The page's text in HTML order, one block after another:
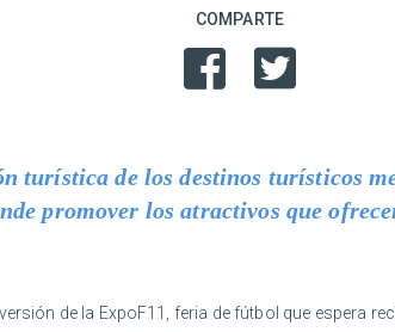
COMPARTE
turística de los destinos turísticos
promover los atractivos que
de la ExpoF11, feria de fútbol que espera